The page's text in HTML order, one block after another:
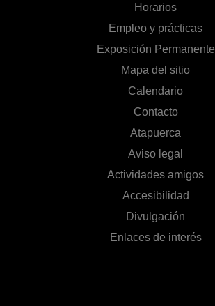
Horarios
Empleo y prácticas
Exposición Permanente
Mapa del sitio
Calendario
Contacto
Atapuerca
Aviso legal
Actividades amigos
Accesibilidad
Divulgación
Enlaces de interés